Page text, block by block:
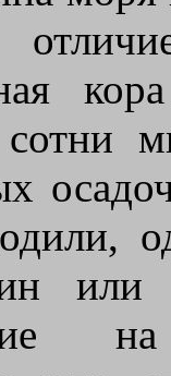
или